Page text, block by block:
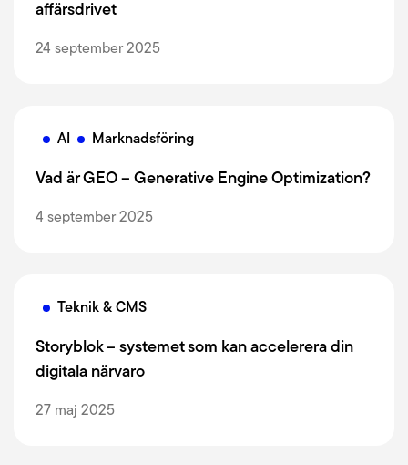
affärsdrivet
24 september 2025
AI Marknadsföring
Vad är GEO – Generative Engine Optimization?
4 september 2025
Teknik & CMS
Storyblok – systemet som kan accelerera din
digitala närvaro
27 maj 2025